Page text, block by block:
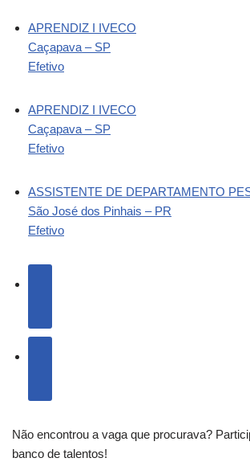
APRENDIZ I IVECO
Caçapava – SP
Efetivo
APRENDIZ I IVECO
Caçapava – SP
Efetivo
ASSISTENTE DE DEPARTAMENTO
São José dos Pinhais – PR
Efetivo
Não encontrou a vaga que procurava?
banco de talentos!